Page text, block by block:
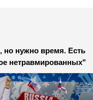
нужно время. Есть
нетравмированных"